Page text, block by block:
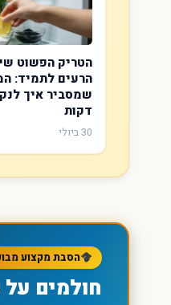
הטריק הפשוט
הרעים לתמיד:
שמסביר איך
דקות
30 ביולי
הסבת מקצוע
חולמים על